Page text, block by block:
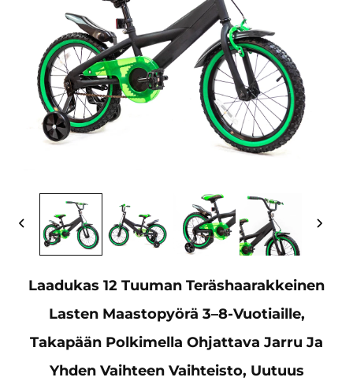
Laadukas 12 Tuuman Teräshaarakkeinen
Lasten Maastopyörä 3–8-Vuotiaille,
Takapään Polkimella Ohjattava Jarru Ja
Yhden Vaihteen Vaihteisto, Uutuus